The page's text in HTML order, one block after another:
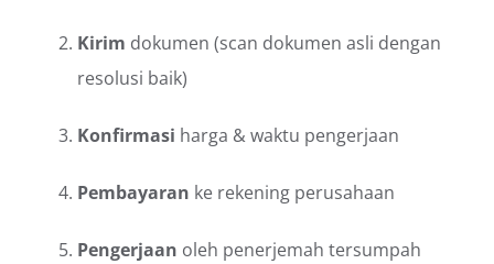
Kirim dokumen (scan dokumen asli dengan
resolusi baik)
Konfirmasi harga & waktu pengerjaan
Pembayaran ke rekening perusahaan
Pengerjaan oleh penerjemah tersumpah